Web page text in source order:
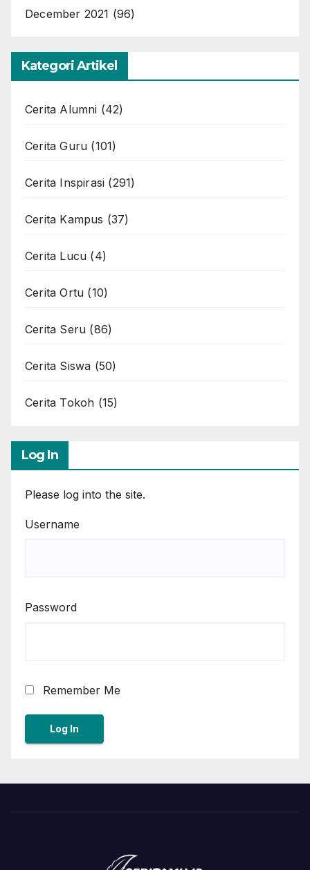
December 2021 (96)
Kategori Artikel
Cerita Alumni (42)
Cerita Guru (101)
Cerita Inspirasi (291)
Cerita Kampus (37)
Cerita Lucu (4)
Cerita Ortu (10)
Cerita Seru (86)
Cerita Siswa (50)
Cerita Tokoh (15)
Log In
Please log into the site.
Username
Password
Remember Me